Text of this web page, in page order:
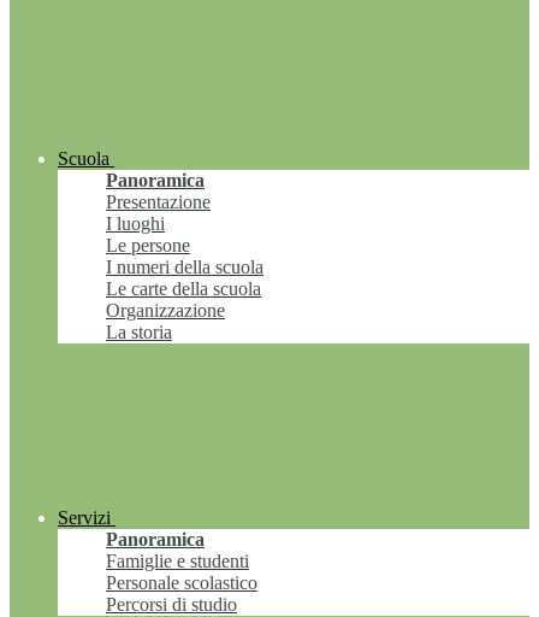
Scuola
Panoramica
Presentazione
I luoghi
Le persone
I numeri della scuola
Le carte della scuola
Organizzazione
La storia
Servizi
Panoramica
Famiglie e studenti
Personale scolastico
Percorsi di studio